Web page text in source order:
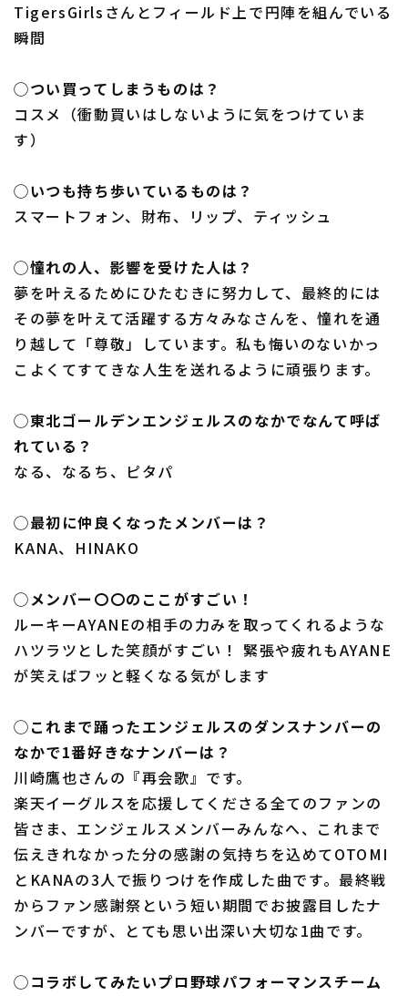
TigersGirlsさんとフィールド上で円陣を組んでいる
瞬間
◯つい買ってしまうものは？
コスメ（衝動買いはしないように気をつけていま
す）
◯いつも持ち歩いているものは？
スマートフォン、財布、リップ、ティッシュ
◯憧れの人、影響を受けた人は？
夢を叶えるためにひたむきに努力して、最終的には
その夢を叶えて活躍する方々みなさんを、憧れを通
り越して「尊敬」しています。私も悔いのないかっ
こよくてすてきな人生を送れるように頑張ります。
◯東北ゴールデンエンジェルスのなかでなんて呼ば
れている？
なる、なるち、ピタパ
◯最初に仲良くなったメンバーは？
KANA、HINAKO
◯メンバー〇〇のここがすごい！
ルーキーAYANEの相手の力みを取ってくれるような
ハツラツとした笑顔がすごい！ 緊張や疲れもAYANE
が笑えばフッと軽くなる気がします
◯これまで踊ったエンジェルスのダンスナンバーの
なかで1番好きなナンバーは？
川崎鷹也さんの『再会歌』です。
楽天イーグルスを応援してくださる全てのファンの
皆さま、エンジェルスメンバーみんなへ、これまで
伝えきれなかった分の感謝の気持ちを込めてOTOMI
とKANAの3人で振りつけを作成した曲です。最終戦
からファン感謝祭という短い期間でお披露目したナ
ンバーですが、とても思い出深い大切な1曲です。
◯コラボしてみたいプロ野球パフォーマンスチーム